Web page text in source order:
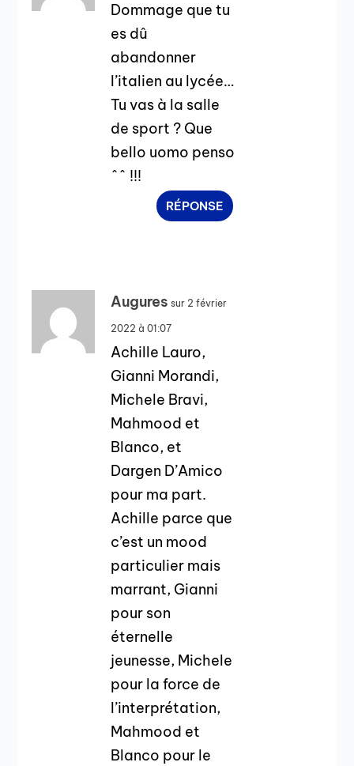
Dommage que tu
es dû
abandonner
l’italien au lycée…
Tu vas à la salle
de sport ? Que
bello uomo penso
^^ !!!
RÉPONSE
Augures sur 2 février
2022 à 01:07
Achille Lauro,
Gianni Morandi,
Michele Bravi,
Mahmood et
Blanco, et
Dargen D’Amico
pour ma part.
Achille parce que
c’est un mood
particulier mais
marrant, Gianni
pour son
éternelle
jeunesse, Michele
pour la force de
l’interprétation,
Mahmood et
Blanco pour le